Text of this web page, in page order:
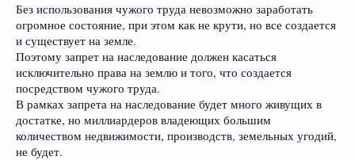
Без использования чужого труда невозможно заработать
огромное состояние, при этом как не крути, но все создается
и существует на земле.
Поэтому запрет на наследование должен касаться
исключительно права на землю и того, что создается
посредством чужого труда.
В рамках запрета на наследование будет много живущих в
достатке, но миллиардеров владеющих большим
количеством недвижимости, производств, земельных угодий,
не будет.